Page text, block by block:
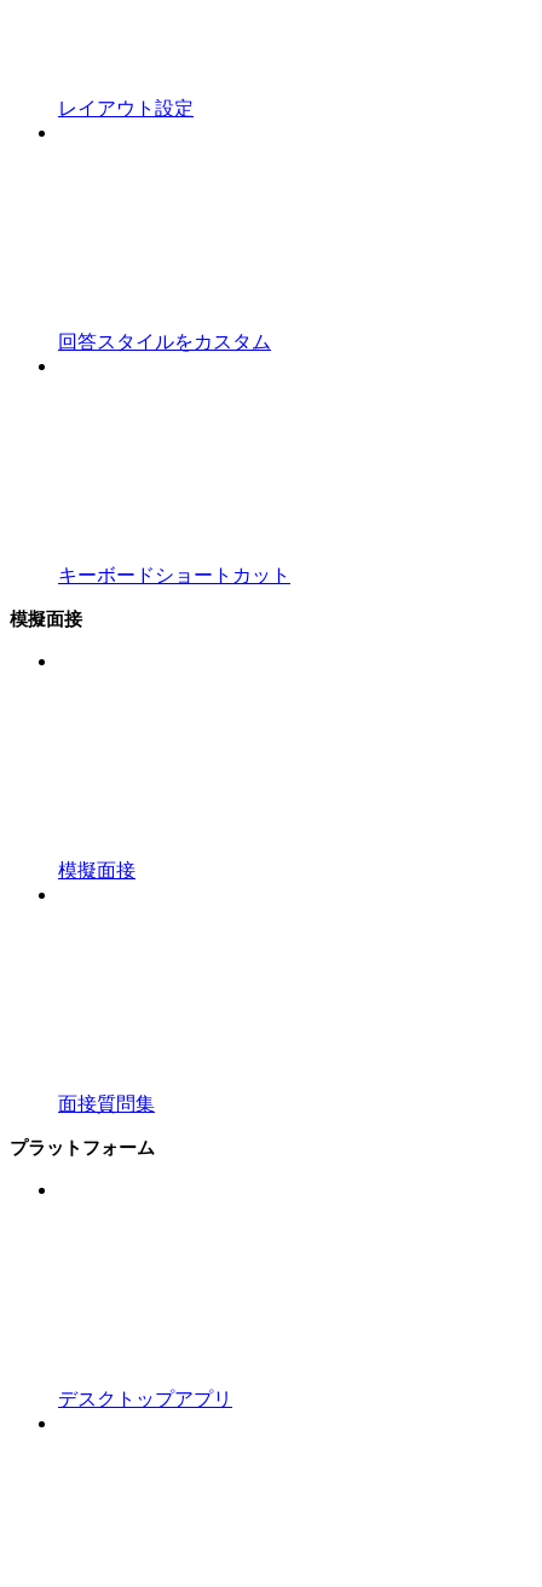
レイアウト設定
回答スタイルをカスタム
キーボードショートカット
模擬面接
模擬面接
面接質問集
プラットフォーム
デスクトップアプリ